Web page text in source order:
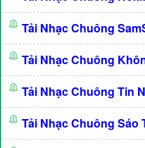
Tải Nhạc Chuông
Tải Nhạc Chuông
Tải Nhạc Chuông Tin
Tải Nhạc Chuông Sáo